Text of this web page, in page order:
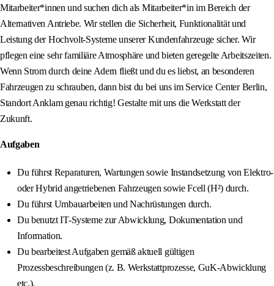
Mitarbeiter*innen und suchen dich als Mitarbeiter*in im Bereich der
Alternativen Antriebe. Wir stellen die Sicherheit, Funktionalität und
Leistung der Hochvolt-Systeme unserer Kundenfahrzeuge sicher. Wir
pflegen eine sehr familiäre Atmosphäre und bieten geregelte Arbeitszeiten.
Wenn Strom durch deine Adern fließt und du es liebst, an besonderen
Fahrzeugen zu schrauben, dann bist du bei uns im Service Center Berlin,
Standort Anklam genau richtig! Gestalte mit uns die Werkstatt der
Zukunft.
Aufgaben
Du führst Reparaturen, Wartungen sowie Instandsetzung von Elektro-
oder Hybrid angetriebenen Fahrzeugen sowie Fcell (H²) durch.
Du führst Umbauarbeiten und Nachrüstungen durch.
Du benutzt IT-Systeme zur Abwicklung, Dokumentation und
Information.
Du bearbeitest Aufgaben gemäß aktuell gültigen
Prozessbeschreibungen (z. B. Werkstattprozesse, GuK-Abwicklung
etc.).